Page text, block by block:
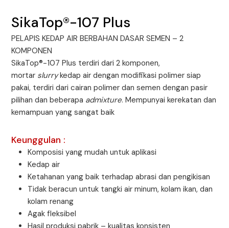
SikaTop®-107 Plus
PELAPIS KEDAP AIR BERBAHAN DASAR SEMEN – 2
KOMPONEN
SikaTop®-107 Plus terdiri dari 2 komponen,
mortar slurrykedap air dengan modifikasi polimer siap
pakai, terdiri dari cairan polimer dan semen dengan pasir
pilihan dan beberapa admixture. Mempunyai kerekatan dan
kemampuan yang sangat baik
Keunggulan :
Komposisi yang mudah untuk aplikasi
Kedap air
Ketahanan yang baik terhadap abrasi dan pengikisan
Tidak beracun untuk tangki air minum, kolam ikan, dan
kolam renang
Agak fleksibel